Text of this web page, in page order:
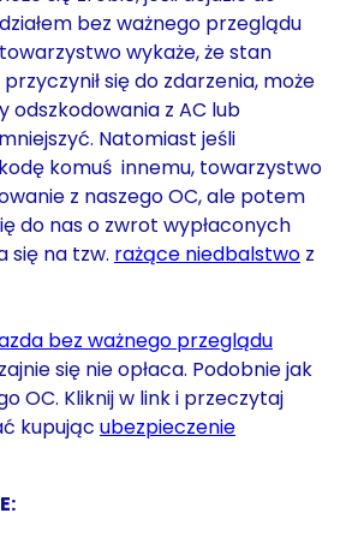
bez ważnego przeglądu
wykaże, że stan
się do zdarzenia, może
odszkodowania z AC lub
Natomiast jeśli
komuś innemu, towarzystwo
z naszego OC, ale potem
do nas o zwrot wypłaconych
się na tzw. rażące niedbalstwo z
bez ważnego przeglądu
się nie opłaca. Podobnie jak
OC. Kliknij w link i przeczytaj
kupując ubezpieczenie